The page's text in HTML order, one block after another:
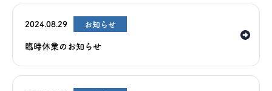
2024.08.29 お知らせ
臨時休業のお知らせ